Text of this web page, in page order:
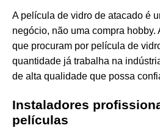
A película de vidro de atacado é
negócio, não uma compra hobby.
que procuram por película de
quantidade já trabalha na
de alta qualidade que possa
Instaladores
películas